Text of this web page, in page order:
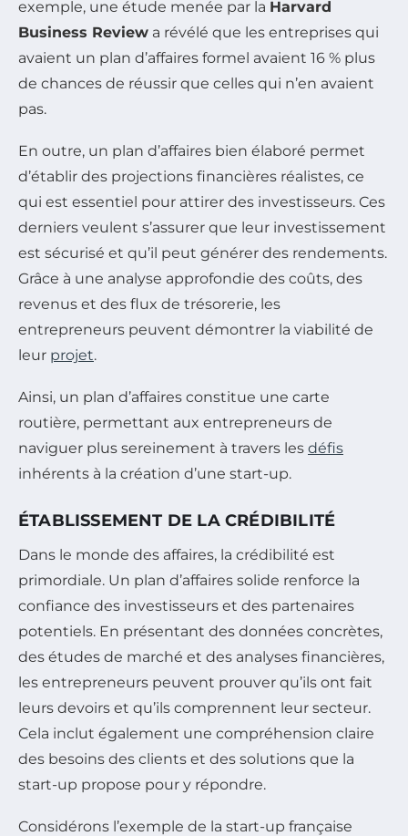
exemple, une étude menée par la Harvard
Business Review a révélé que les entreprises qui
avaient un plan d’affaires formel avaient 16 % plus
de chances de réussir que celles qui n’en avaient
pas.
En outre, un plan d’affaires bien élaboré permet
d’établir des projections financières réalistes, ce
qui est essentiel pour attirer des investisseurs. Ces
derniers veulent s’assurer que leur investissement
est sécurisé et qu’il peut générer des rendements.
Grâce à une analyse approfondie des coûts, des
revenus et des flux de trésorerie, les
entrepreneurs peuvent démontrer la viabilité de
leur projet.
Ainsi, un plan d’affaires constitue une carte
routière, permettant aux entrepreneurs de
naviguer plus sereinement à travers les défis
inhérents à la création d’une start-up.
ÉTABLISSEMENT DE LA CRÉDIBILITÉ
Dans le monde des affaires, la crédibilité est
primordiale. Un plan d’affaires solide renforce la
confiance des investisseurs et des partenaires
potentiels. En présentant des données concrètes,
des études de marché et des analyses financières,
les entrepreneurs peuvent prouver qu’ils ont fait
leurs devoirs et qu’ils comprennent leur secteur.
Cela inclut également une compréhension claire
des besoins des clients et des solutions que la
start-up propose pour y répondre.
Considérons l’exemple de la start-up française